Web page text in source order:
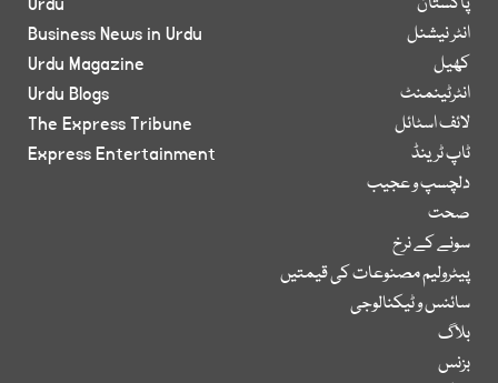
انٹر نیشنل
کھیل
انٹرٹینمنٹ
لائف اسٹائل
ٹاپ ٹرینڈ
دلچسپ و عجیب
صحت
سونے کے نرخ
پیٹرولیم مصنوعات کی قیمتیں
سائنس و ٹیکنالوجی
بلاگ
بزنس
Business News in Urdu
Urdu Magazine
Urdu Blogs
The Express Tribune
Express Entertainment